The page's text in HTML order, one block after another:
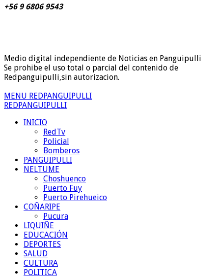
+56 9 6806 9543
Medio digital independiente de Noticias en Panguipulli
Se prohibe el uso total o parcial del contenido de
Redpanguipulli,sin autorizacion.
MENU REDPANGUIPULLI
REDPANGUIPULLI
INICIO
RedTv
Policial
Bomberos
PANGUIPULLI
NELTUME
Choshuenco
Puerto Fuy
Puerto Pirehueico
COÑARIPE
Pucura
LIQUIÑE
EDUCACIÓN
DEPORTES
SALUD
CULTURA
POLITICA